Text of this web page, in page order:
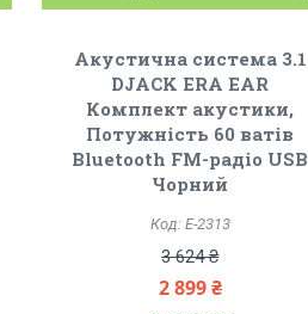
Акустична система 3.1
DJACK ERA EAR
Комплект акустики,
Потужність 60 ватів
Bluetooth FM-радіо USB
Чорний
E-2313
3 624 ₴
2 899 ₴